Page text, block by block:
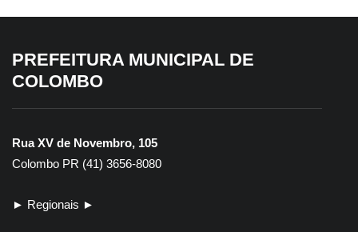
PREFEITURA MUNICIPAL DE
COLOMBO
Rua XV de Novembro, 105
Colombo PR (41) 3656-8080
► Regionais ►